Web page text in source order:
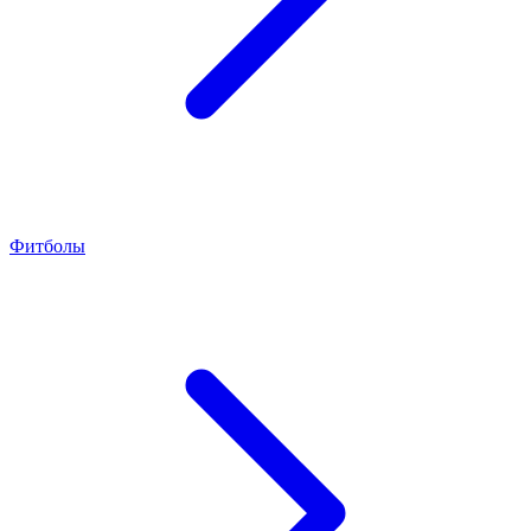
Фитболы